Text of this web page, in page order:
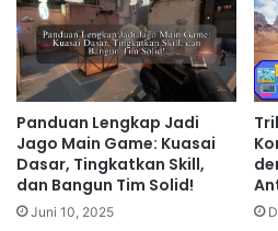
Panduan Lengkap Jadi
Jago Main Game: Kuasai
Dasar, Tingkatkan Skill,
dan Bangun Tim Solid!
Juni 10, 2025